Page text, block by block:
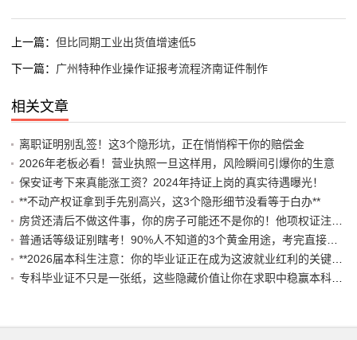
上一篇： 但比同期工业出货值增速低5
下一篇： 广州特种作业操作证报考流程济南证件制作
相关文章
离职证明别乱签！这3个隐形坑，正在悄悄榨干你的赔偿金
2026年老板必看！营业执照一旦这样用，风险瞬间引爆你的生意
保安证考下来真能涨工资？2024年持证上岗的真实待遇曝光！
**不动产权证拿到手先别高兴，这3个隐形细节没看等于白办**